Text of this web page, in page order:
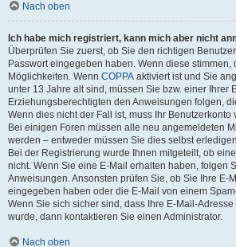
Nach oben
Ich habe mich registriert, kann mich aber nicht
Überprüfen Sie zuerst, ob Sie den richtigen
Passwort eingegeben haben. Wenn diese stimmen,
Möglichkeiten. Wenn COPPA aktiviert ist und Sie
unter 13 Jahre alt sind, müssen Sie bzw. einer Ihrer
Erziehungsberechtigten den Anweisungen folgen,
Wenn dies nicht der Fall ist, muss Ihr
Bei einigen Foren müssen alle neu angemeldeten
werden – entweder müssen Sie dies selbst
Bei der Registrierung wurde Ihnen mitgeteilt, ob
nicht. Wenn Sie eine E-Mail erhalten haben, folgen
Anweisungen. Ansonsten prüfen Sie, ob Sie Ihre E-
eingegeben haben oder die E-Mail von einem
Wenn Sie sich sicher sind, dass Ihre E-Mail-
wurde, dann kontaktieren Sie einen Administrator.
Nach oben